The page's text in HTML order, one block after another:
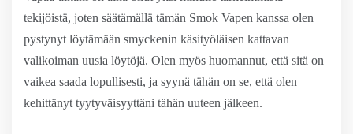
tekijöistä, joten säätämällä tämän Smok Vapen kanssa olen
pystynyt löytämään smyckenin käsityöläisen kattavan
valikoiman uusia löytöjä. Olen myös huomannut, että sitä on
vaikea saada lopullisesti, ja syynä tähän on se, että olen
kehittänyt tyytyväisyyttäni tähän uuteen jälkeen.